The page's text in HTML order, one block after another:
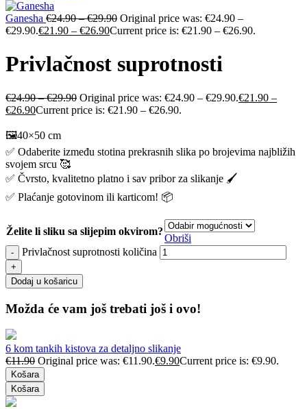
Ganesha €24.90–€29.90 Original price was: €24.90 –
€29.90.€21.90 – €26.90Current price is: €21.90 – €26.90.
Privlačnost suprotnosti
€24.90–€29.90 Original price was: €24.90 – €29.90.€21.90 –
€26.90Current price is: €21.90 – €26.90.
🖼️40×50 cm
✅ Odaberite između stotina prekrasnih slika po brojevima najbližih
svojem srcu 🥰
✅ Čvrsto, kvalitetno platno i sav pribor za slikanje 🖌️
✅ Plaćanje gotovinom ili karticom! 📦
Želite li sliku sa slijepim okvirom?
Obriši
Privlačnost suprotnosti količina
Dodaj u košaricu
Možda će vam još trebati još i ovo!
6 kom tankih kistova za detaljno slikanje
€11.90 Original price was: €11.90.€9.90Current price is: €9.90.
Košara
Košara